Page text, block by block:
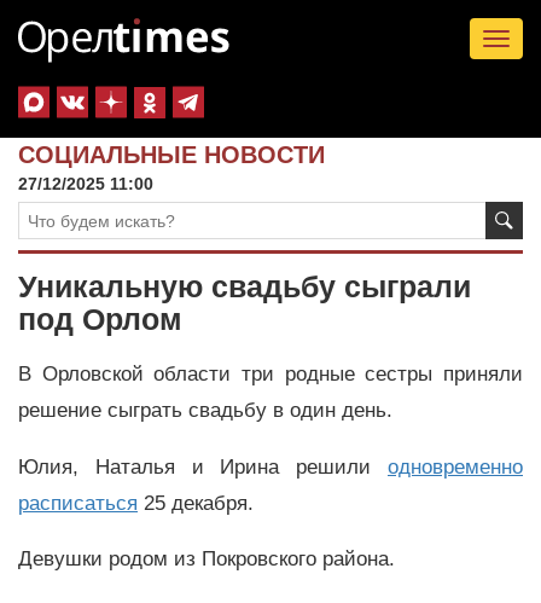
СОЦИАЛЬНЫЕ НОВОСТИ
27/12/2025 11:00
Уникальную свадьбу сыграли
под Орлом
В Орловской области три родные сестры приняли
решение сыграть свадьбу в один день.
Юлия, Наталья и Ирина решили одновременно
расписаться 25 декабря.
Девушки родом из Покровского района.